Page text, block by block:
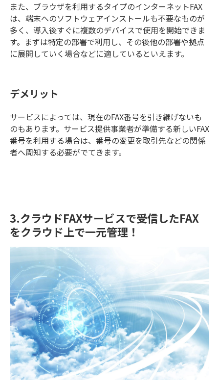
また、ブラウザを利用するタイプのインターネットFAX
は、端末へのソフトウェアインストールも不要なものが
多く、導入後すぐに複数のデバイスで使用を開始できま
す。まずは特定の部署で利用し、その後他の部署や拠点
に展開していく場合などに適しているといえます。
デメリット
サービスによっては、現在のFAX番号を引き継げないも
のもあります。サービス提供事業者が準備する新しいFAX
番号を利用する場合は、番号の変更を取引先などの関係
者へ周知する必要がでてきます。
3.クラウドFAXサービスで受信したFAX
をクラウド上で一元管理！